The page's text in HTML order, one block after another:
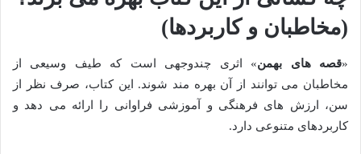
(مخاطبان و کاربردها)
«قصه های بهمن» اثری چندوجهی است که طیف وسیعی از
مخاطبان می توانند از آن بهره مند شوند. این کتاب، صرف نظر از
سن، ارزش های فرهنگی و آموزشی فراوانی را ارائه می دهد و
کاربردهای متنوعی دارد.